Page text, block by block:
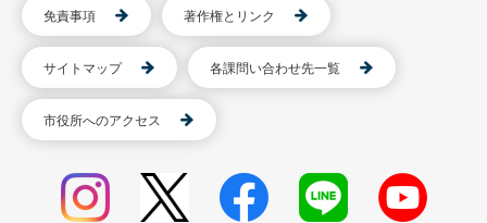
免責事項 著作権とリンク
サイトマップ 各課問い合わせ先一覧
市役所へのアクセス